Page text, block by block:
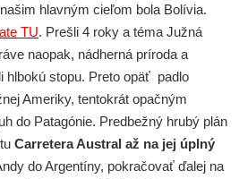
hlavným cieľom bola Bolívia.
TU. Prešli 4 roky a téma Južná
naopak, nádherná príroda a
hlbokú stopu. Preto opäť padlo
Ameriky, tentokrát opačným
do Patagónie. Predbežný hrubý plán
Carretera Austral až na jej úplný
do Argentíny, pokračovať ďalej na